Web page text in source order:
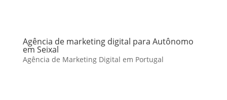
Agência de marketing digital para Autônomo
em Seixal
Agência de Marketing Digital em Portugal